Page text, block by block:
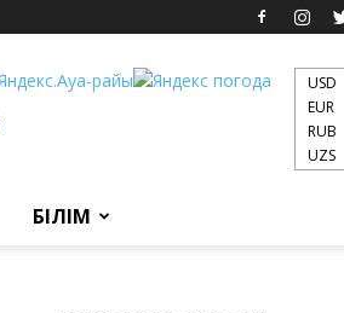
USD
EUR
RUB
UZS
БІЛІМ